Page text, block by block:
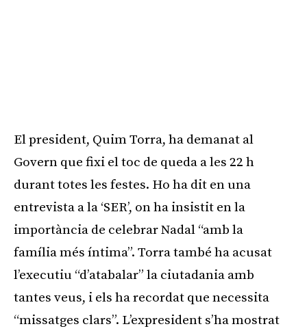
El president, Quim Torra, ha demanat al
Govern que fixi el toc de queda a les 22 h
durant totes les festes. Ho ha dit en una
entrevista a la ‘SER’, on ha insistit en la
importància de celebrar Nadal “amb la
família més íntima”. Torra també ha acusat
l’executiu “d’atabalar” la ciutadania amb
tantes veus, i els ha recordat que necessita
“missatges clars”. L’expresident s’ha mostrat